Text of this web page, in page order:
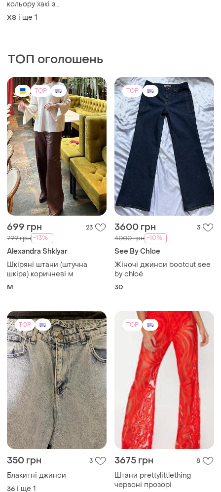
кольору хакі з
контрастними лампасами,
ХS і ще 1
ТОП оголошень
TOP
699 грн 23
799 грн -13%
Alexandra Shklyar
Шкіряні штани (штучна
шкіра) коричневі м
M
TOP
3600 грн 3
4000 грн -10%
See By Chloe
Жіночі джинси bootcut see
by chloé
30
TOP
350 грн 3
Блакитні джинси
36 і ще 1
TOP
3675 грн 8
Штани prettylittlething
червоні прозорі